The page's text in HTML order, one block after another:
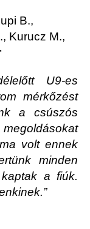
B.,
Kurucz M.,
U9-es
mérkőzést
a csúszós
volt ennek
minden
a fiúk.